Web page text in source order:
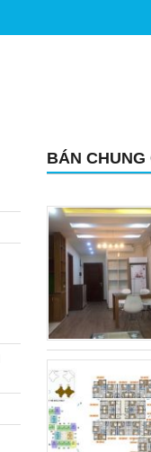
BÁN CHUNG